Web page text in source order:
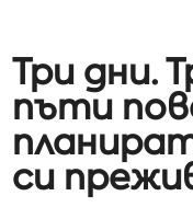
Три дни.
пъти
си